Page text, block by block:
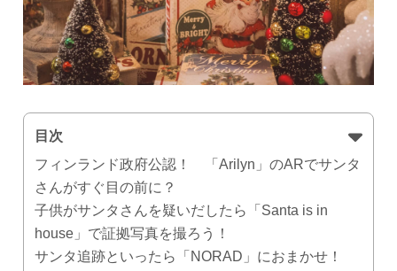
目次
フィンランド政府公認！ 「Arilyn」のARでサンタ
さんがすぐ目の前に？
子供がサンタさんを疑いだしたら「Santa is in
house」で証拠写真を撮ろう！
サンタ追跡といったら「NORAD」におまかせ！